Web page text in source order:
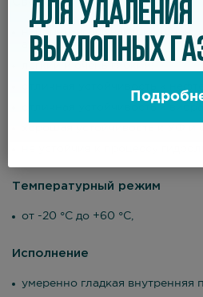
абразивам;
Температурный режим
от -20 °С до +60 °С,
Исполнение
умеренно гладкая внутренняя
ДЛЯ УДАЛЕНИЯ
ВЫХЛОПНЫХ